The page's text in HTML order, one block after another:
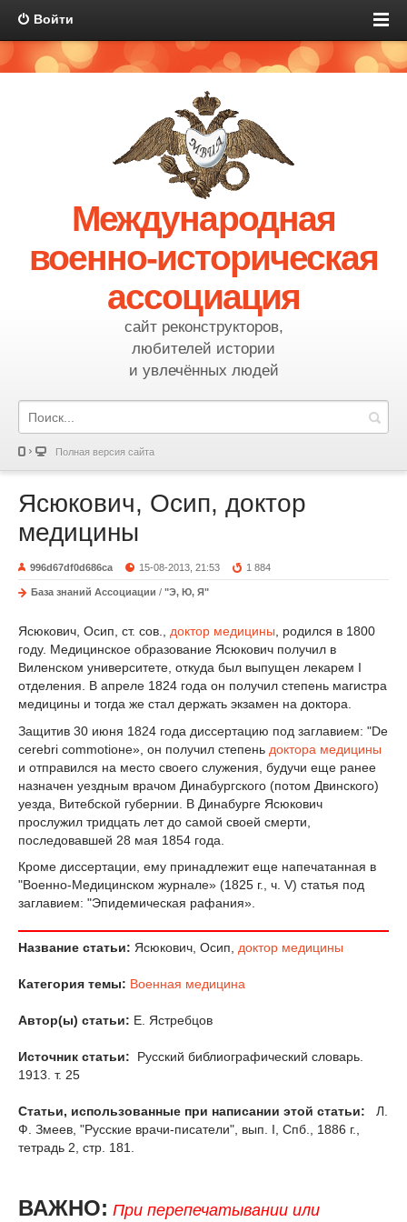
Войти
Международная
военно-историческая
ассоциация
сайт реконструкторов,
любителей истории
и увлечённых людей
Полная версия сайта
Ясюкович, Осип, доктор
медицины
996d67df0d686ca 15-08-2013, 21:53 1 884
База знаний Ассоциации / "Э, Ю, Я"
Ясюкович, Осип, ст. сов., доктор медицины , родился в 1800
году. Медицинское образование Ясюкович получил в
Виленском университете, откуда был выпущен лекарем I
отделения. В апреле 1824 года он получил степень магистра
медицины и тогда же стал держать экзамен на доктора.
Защитив 30 июня 1824 года диссертацию под заглавием: "De
cerebri commotioне», он получил степень доктора медицины
и отправился на место своего служения, будучи еще ранее
назначен уездным врачом Динабургского (потом Двинского)
уезда, Витебской губернии. В Динабурге Ясюкович
прослужил тридцать лет до самой своей смерти,
последовавшей 28 мая 1854 года.
Кроме диссертации, ему принадлежит еще напечатанная в
"Военно-Медицинском журнале» (1825 г., ч. V) статья под
заглавием: "Эпидемическая рафания».
Название статьи: Ясюкович, Осип, доктор медицины
Категория темы: Военная медицина
Автор(ы) статьи: Е. Ястребцов
Источник статьи:
Русский библиографический словарь.
1913. т. 25
Статьи, использованные при написании этой статьи:
Л.
Ф. Змеев, "Русские врачи-писатели", вып. I, Спб., 1886 г.,
тетрадь 2, стр. 181.
ВАЖНО: При перепечатывании или